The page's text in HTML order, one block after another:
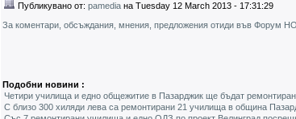
Публикувано от: pamedia на Tuesday 12 March 2013 - 17:31:29
За коментари, обсъждания, мнения, предложения отиди във Форум
Подобни новини :
Четири училища и едно общежитие в Пазарджик ще бъдат
С близо 300 хиляди лева са ремонтирани 21 училища в община